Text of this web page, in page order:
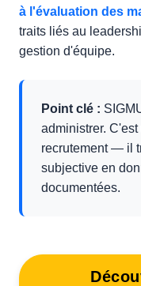
à l'évaluation des
traits liés au
gestion d'équipe.
Point clé :
administrer.
recrutement — il
subjective en
documentées.